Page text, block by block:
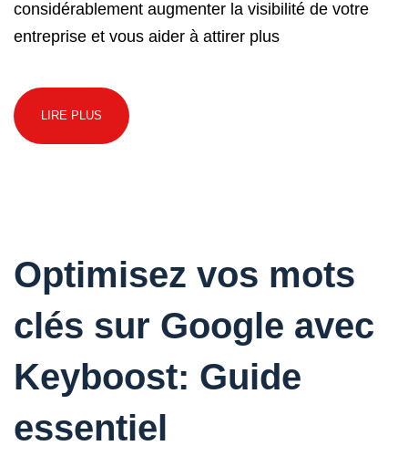
considérablement augmenter la visibilité de votre
entreprise et vous aider à attirer plus
LIRE PLUS
Optimisez vos mots
clés sur Google avec
Keyboost: Guide
essentiel